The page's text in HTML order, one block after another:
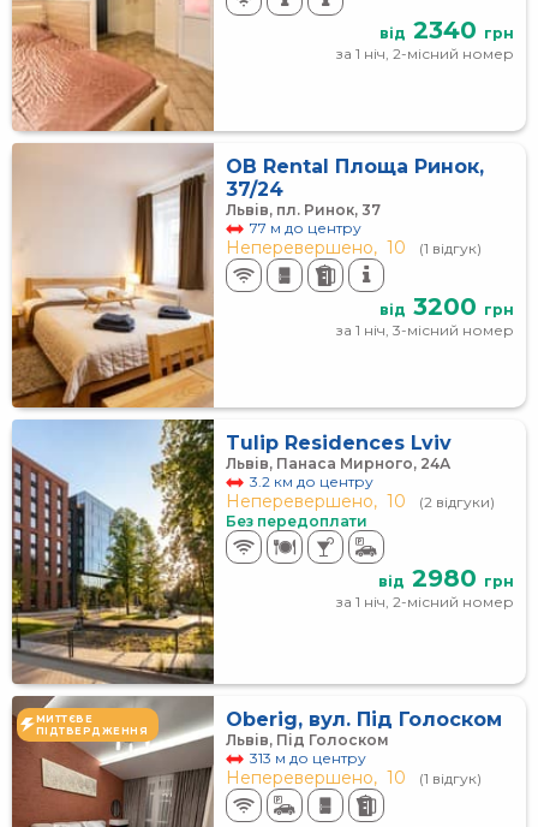
від 2340 грн
за 1 ніч, 2-місний номер
OB Rental Площа Ринок,
37/24
Львів, пл. Ринок, 37
77 м до центру
Неперевершено, 10 (1 відгук)
від 3200 грн
за 1 ніч, 3-місний номер
Tulip Residences Lviv
Львів, Панаса Мирного, 24А
3.2 км до центру
Неперевершено, 10
(2 відгуки)
Без передоплати
від 2980 грн
за 1 ніч, 2-місний номер
МИТТЄВЕ
ПІДТВЕРДЖЕННЯ
Oberig, вул. Під Голоском
Львів, Під Голоском
313 м до центру
Неперевершено, 10 (1 відгук)